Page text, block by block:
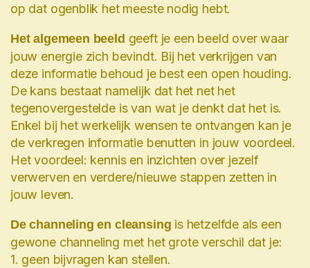
op dat ogenblik het meeste nodig hebt.
Het algemeen beeld geeft je een beeld over waar
jouw energie zich bevindt. Bij het verkrijgen van
deze informatie behoud je best een open houding.
De kans bestaat namelijk dat het net het
tegenovergestelde is van wat je denkt dat het is.
Enkel bij het werkelijk wensen te ontvangen kan je
de verkregen informatie benutten in jouw voordeel.
Het voordeel: kennis en inzichten over jezelf
verwerven en verdere/nieuwe stappen zetten in
jouw leven.
De channeling en cleansing is hetzelfde als een
gewone channeling met het grote verschil dat je:
1. geen bijvragen kan stellen.